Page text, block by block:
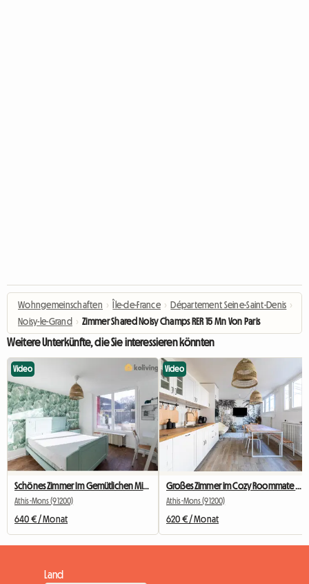
Wohngemeinschaften › Île-de-France › Département Seine-Saint-Denis ›
Noisy-le-Grand › Zimmer Shared Noisy Champs RER 15 Mn Von Paris
Weitere Unterkünfte, die Sie interessieren könnten
Video
Schönes Zimmer Im Gemütlichen Mitbewohner Nr. 2
Athis-Mons (91200)
640 € / Monat
Video
Athis-Mons (91200)
620 € / Monat
Land